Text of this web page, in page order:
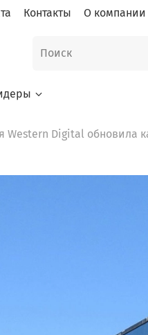
Контакты О компании
Western Digital обновила